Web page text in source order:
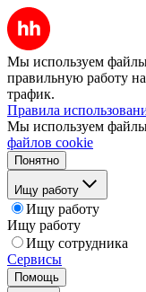
Мы используем файлы
правильную работу
трафик.
Правила
Мы используем
файлов cookie
Понятно
Ищу работу
Ищу работу
Ищу работу
Ищу сотрудника
Сервисы
Помощь